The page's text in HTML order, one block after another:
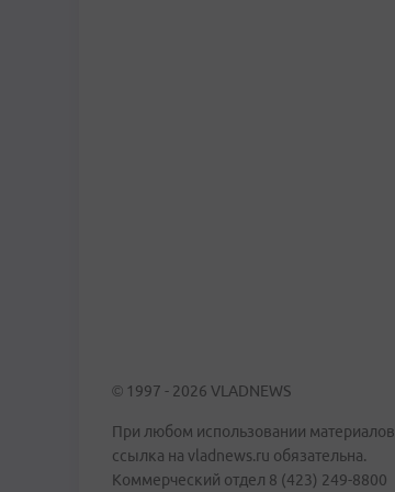
© 1997 - 2026 VLADNEWS
При любом использовании материалов
ссылка на vladnews.ru обязательна.
Коммерческий отдел 8 (423) 249-8800